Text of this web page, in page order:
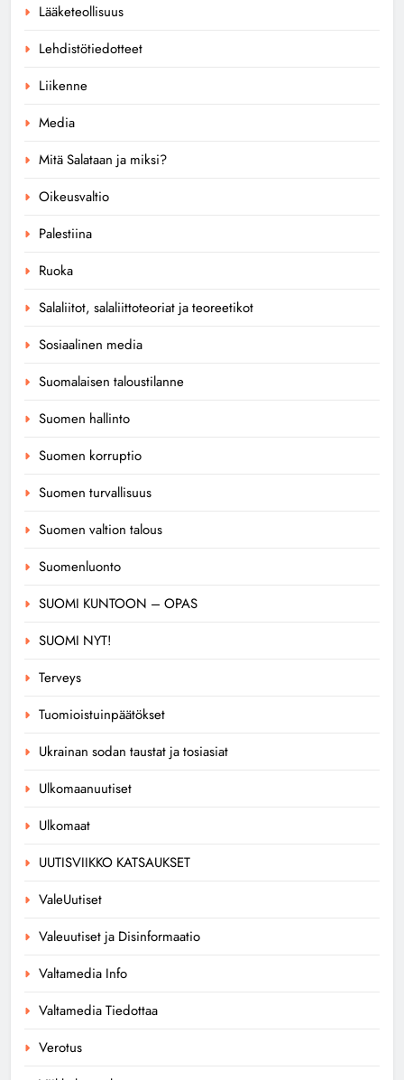
Lääketeollisuus
Lehdistötiedotteet
Liikenne
Media
Mitä Salataan ja miksi?
Oikeusvaltio
Palestiina
Ruoka
Salaliitot, salaliittoteoriat ja teoreetikot
Sosiaalinen media
Suomalaisen taloustilanne
Suomen hallinto
Suomen korruptio
Suomen turvallisuus
Suomen valtion talous
Suomenluonto
SUOMI KUNTOON – OPAS
SUOMI NYT!
Terveys
Tuomioistuinpäätökset
Ukrainan sodan taustat ja tosiasiat
Ulkomaanuutiset
Ulkomaat
UUTISVIIKKO KATSAUKSET
ValeUutiset
Valeuutiset ja Disinformaatio
Valtamedia Info
Valtamedia Tiedottaa
Verotus